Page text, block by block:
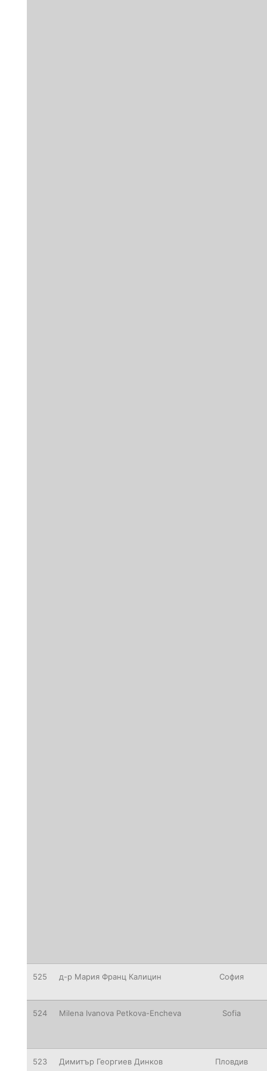
525 д-р Мария Франц Калицин София
524 MilenaIvanova Petkova-Encheva Sofia
523 Димитър Георгиев Динков Пловдив